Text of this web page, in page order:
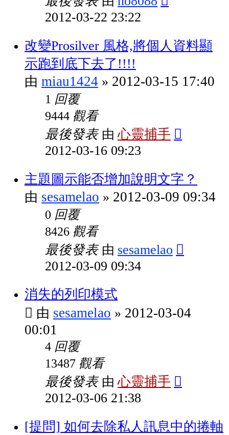
2012-03-22 23:22
改變Prosilver 風格,將個人資料顯
示跑到底下去了!!!!
由 miau1424 » 2012-03-15 17:40
1 回覆
9444 觀看
最後發表 由心靈捕手
2012-03-16 09:23
主題圖示能否增加說明文字？
由 sesamelao » 2012-03-09 09:34
0 回覆
8426 觀看
最後發表 由 sesamelao
2012-03-09 09:34
消失的列印模式
由 sesamelao » 2012-03-04
00:01
4 回覆
13487 觀看
最後發表 由心靈捕手
2012-03-06 21:38
[提問] 如何去除私人訊息中的捲軸